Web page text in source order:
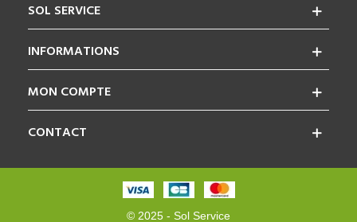
INFORMATIONS
MON COMPTE
SOL SERVICE
CONTACT
© 2025 - Sol Service